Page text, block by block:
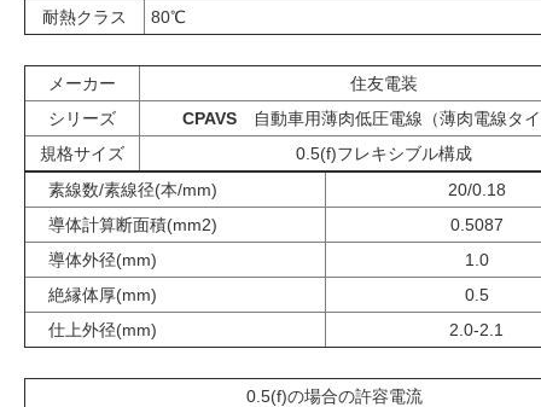
耐熱クラス
80℃
メーカー
住友電装
シリーズ
CPAVS 自動車用薄肉低圧電線（薄肉電線タ
規格サイズ
0.5(f)フレキシブル構成
素線数/素線径(本/mm)
20/0.18
導体計算断面積(mm2)
0.5087
導体外径(mm)
1.0
絶縁体厚(mm)
0.5
仕上外径(mm)
2.0-2.1
0.5(f)の場合の許容電流